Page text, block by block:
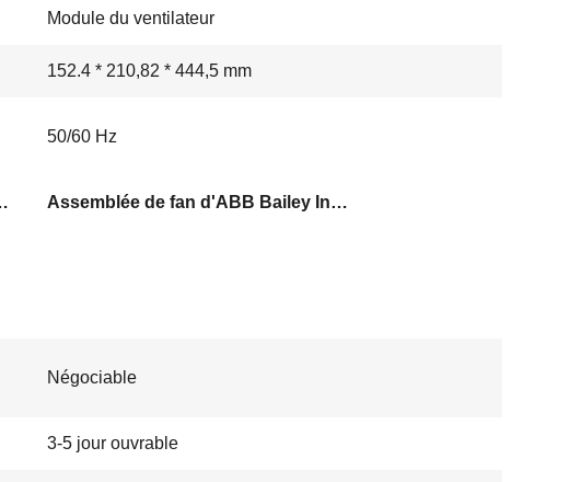
Module du ventilateur
152.4 * 210,82 * 444,5 mm
50/60 Hz
d'ABB Assemblée de fan d'ABB Bailey Infi 90
Négociable
3-5 jour ouvrable